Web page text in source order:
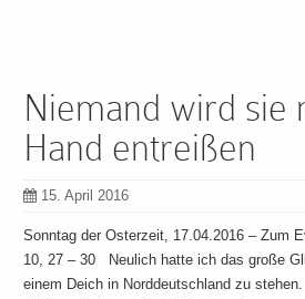
Niemand wird sie
Hand entreißen
15. April 2016
Sonntag der Osterzeit, 17.04.2016 – Zum
10, 27 – 30 Neulich hatte ich das große
einem Deich in Norddeutschland zu